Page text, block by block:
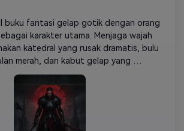
buku fantasi gelap gotik dengan orang
karakter utama. Menjaga wajah
katedral yang rusak dramatis, bulu
merah, dan kabut gelap yang
mata merah atau ungu yang
baju besi gotik yang rumit, dan
tinggi. Suasana hati: berbahaya,
Bayangan sinematis, tekstur detail,
tipografi gotik bergaya. Estetika fantasi